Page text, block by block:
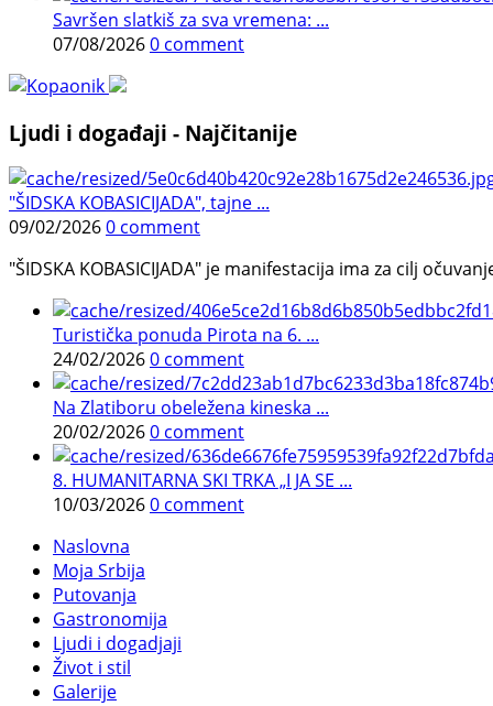
Savršen slatkiš za sva vremena: ...
07/08/20260 comment
Ljudi i događaji - Najčitanije
"ŠIDSKA KOBASICIJADA", tajne ...
09/02/20260 comment
"ŠIDSKA KOBASICIJADA" je manifestacija ima za cilj
Turistička ponuda Pirota na 6. ...
24/02/20260 comment
Na Zlatiboru obeležena kineska ...
20/02/20260 comment
8. HUMANITARNA SKI TRKA „I JA SE ...
10/03/20260 comment
Naslovna
Moja Srbija
Putovanja
Gastronomija
Ljudi i dogadjaji
Život i stil
Galerije